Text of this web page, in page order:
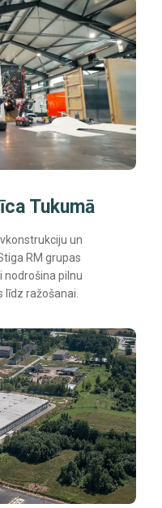
Tukumā
un
RM grupas
nodrošina pilnu
līdz ražošanai.